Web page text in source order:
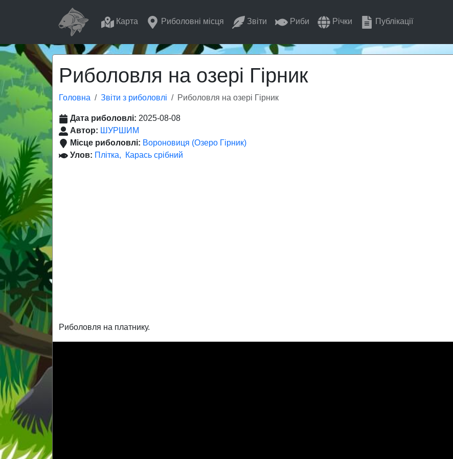
Карта Риболовні місця Звіти Риби Річки Публікації
Риболовля на озері Гірник
Головна Звіти з риболовлі Риболовля на озері Гірник
Дата риболовлі: 2025-08-08
Автор: ШУРШИМ
Місце риболовлі: Вороновиця (Озеро Гірник)
Улов: Плітка Карась срібний
Риболовля на платнику.